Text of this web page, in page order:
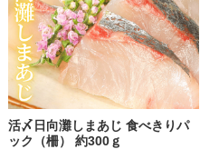
活〆日向灘しまあじ 食べきりパ
ック（柵） 約300ｇ